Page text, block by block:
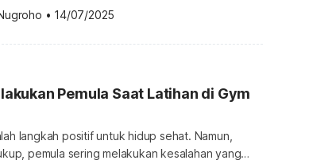
mulai dari kaki, punggung, hingga core.
ini membutuhkan teknik yang tepat agar aman
adalah salah satu latihan kekuatan
• 14/07/2025
Pemula Saat Latihan di Gym
langkah positif untuk hidup sehat. Namun,
pemula sering melakukan kesalahan yang